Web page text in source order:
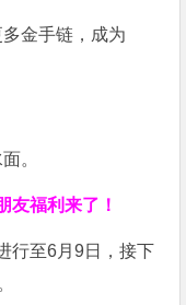
金手链，成为
。
友福利来了！
行至6月9日，接下